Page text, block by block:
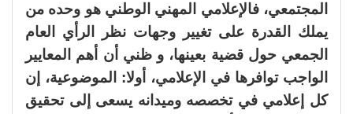
المجتمعي، فالإعلامي المهني الوطني هو وحده من
يملك القدرة على تغيير وجهات نظر الرأي العام
الجمعي حول قضية بعينها، و ظني أن أهم المعايير
الواجب توافرها في الإعلامي، أولا: الموضوعية، إن
كل إعلامي في تخصصه وميدانه يسعى إلى تحقيق